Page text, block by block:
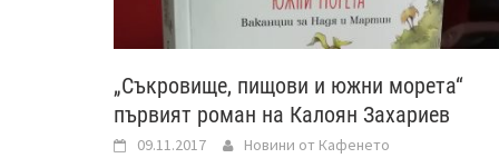
„Съкровище, пищови и южни морета“
първият роман на Калоян Захариев
09.11.2017 Новини от Кафенето